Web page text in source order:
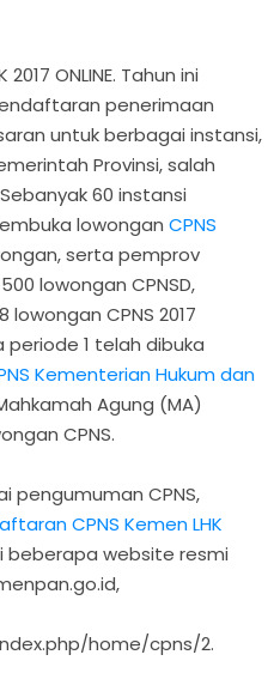
ONLINE. Tahun ini
penerimaan
untuk berbagai instansi,
Provinsi, salah
60 instansi
lowongan CPNS
serta pemprov
lowongan CPNSD,
CPNS 2017
1 telah dibuka
Kementerian Hukum dan
Agung (MA)
CPNS.
pengumuman CPNS,
CPNS Kemen LHK
beberapa website resmi
home/cpns/2.